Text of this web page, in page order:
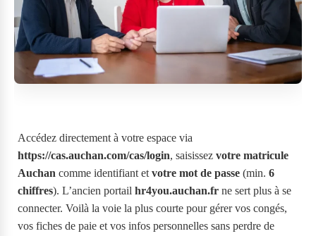
Accédez directement à votre espace via
https://cas.auchan.com/cas/login, saisissez votre matricule
Auchan comme identifiant et votre mot de passe (min. 6
chiffres). L’ancien portail hr4you.auchan.fr ne sert plus à se
connecter. Voilà la voie la plus courte pour gérer vos congés,
vos fiches de paie et vos infos personnelles sans perdre de